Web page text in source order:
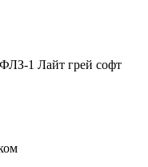
1 Лайт грей софт